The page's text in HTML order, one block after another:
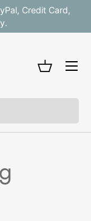
Credit Card,
Mandje